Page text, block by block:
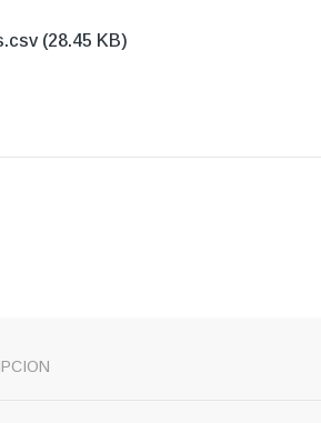
(28.45 KB)